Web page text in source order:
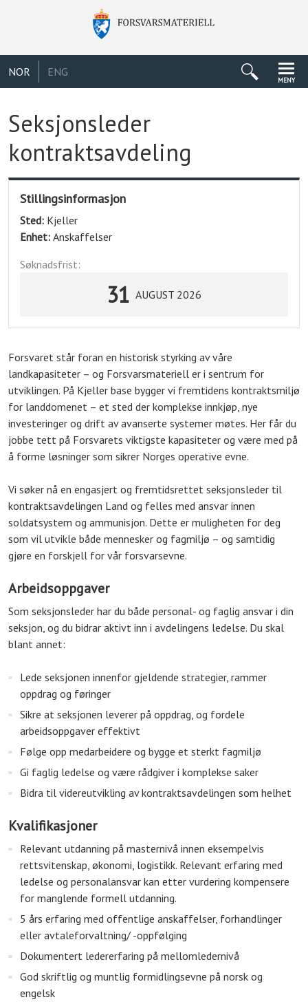
NOR ENG
MENY
Seksjonsleder
kontraktsavdeling
Stillingsinformasjon
Sted: Kjeller
Enhet: Anskaffelser
Søknadsfrist:
31 AUGUST 2026
Forsvaret står foran en historisk styrking av våre
landkapasiteter – og Forsvarsmateriell er i sentrum for
utviklingen. På Kjeller base bygger vi fremtidens kontraktsmiljø
for landdomenet – et sted der komplekse innkjøp, nye
investeringer og drift av avanserte systemer møtes. Her får du
jobbe tett på Forsvarets viktigste kapasiteter og være med på
å forme løsninger som sikrer Norges operative evne.
Vi søker nå en engasjert og fremtidsrettet seksjonsleder til
kontraktsavdelingen Land og felles med ansvar innen
soldatsystem og ammunisjon. Dette er muligheten for deg
som vil utvikle både mennesker og fagmiljø – og samtidig
gjøre en forskjell for vår forsvarsevne.
Arbeidsoppgaver
Som seksjonsleder har du både personal- og faglig ansvar i din
seksjon, og du bidrar aktivt inn i avdelingens ledelse. Du skal
blant annet:
Lede seksjonen innenfor gjeldende strategier, rammer
oppdrag og føringer
Sikre at seksjonen leverer på oppdrag, og fordele
arbeidsoppgaver effektivt
Følge opp medarbeidere og bygge et sterkt fagmiljø
Gi faglig ledelse og være rådgiver i komplekse saker
Bidra til videreutvikling av kontraktsavdelingen som helhet
Kvalifikasjoner
Relevant utdanning på masternivå innen eksempelvis
rettsvitenskap, økonomi, logistikk. Relevant erfaring med
ledelse og personalansvar kan etter vurdering kompensere
for manglende formell utdanning.
5 års erfaring med offentlige anskaffelser, forhandlinger
eller avtaleforvaltning/ -oppfølging
Dokumentert ledererfaring på mellomledernivå
God skriftlig og muntlig formidlingsevne på norsk og
engelsk